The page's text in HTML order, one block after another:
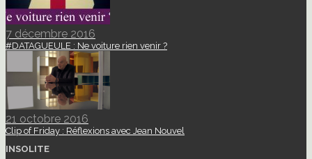
7 décembre 2016
#DATAGUEULE : Ne voiture rien venir ?
21 octobre 2016
Clip of Friday : Réflexions avec Jean Nouvel
INSOLITE